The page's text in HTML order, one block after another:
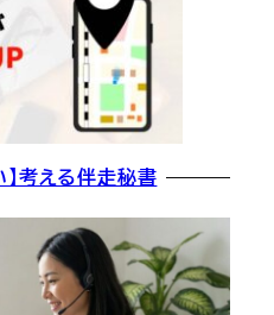
】考える伴走秘書